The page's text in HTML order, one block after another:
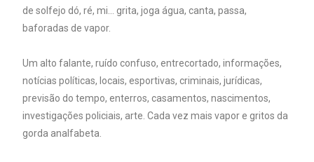
de solfejo dó, ré, mi… grita, joga água, canta, passa,
baforadas de vapor.
Um alto falante, ruído confuso, entrecortado, informações,
notícias políticas, locais, esportivas, criminais, jurídicas,
previsão do tempo, enterros, casamentos, nascimentos,
investigações policiais, arte. Cada vez mais vapor e gritos da
gorda analfabeta.